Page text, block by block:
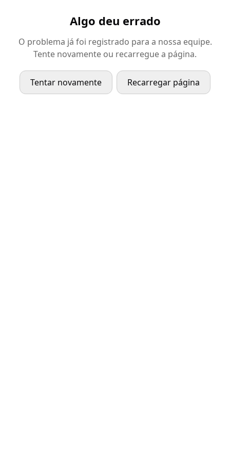
Algo deu errado
O problema já foi registrado para a nossa equipe.
Tente novamente ou recarregue a página.
Tentar novamente Recarregar página